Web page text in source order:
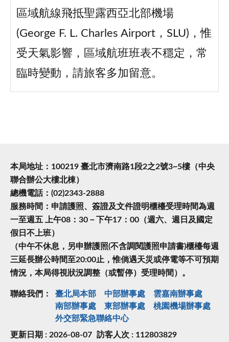
區域航線飛抵聖露西亞北部機場
(George F. L. Charles Airport，SLU)，惟
受天氣影響，區域航班班表不穩定，常
臨時變動，請旅客多加留意。
本局地址：100219 臺北市濟南路1段2之2號3~5樓（中央
聯合辦公大樓北棟）
總機電話：(02)2343-2888
服務時間：申請護照、簽證及文件證明櫃檯受理時間為週
一至週五 上午08：30－下午17：00（週六、週日及國定
假日不上班）
（中午不休息，另申辦護照(不含調閱護照申請書)櫃檯每週
三延長辦公時間至20:00止，惟倘遇天災或停電等不可預期
情況，本局得視狀況調整（或暫停）受理時間）。
聯絡我們： 臺北局本部 中部辦事處
雲嘉南辦事處
南部辦事處
東部辦事處
桃園機場辦事處
外交部緊急聯絡中⼼
更新日期 : 2026-08-07 訪客人次 : 112803829